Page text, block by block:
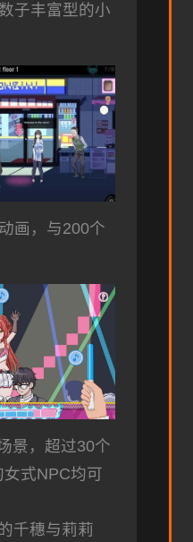
子丰富型的小
画，与200个
景，超过30个
式NPC均可
千穗与莉莉